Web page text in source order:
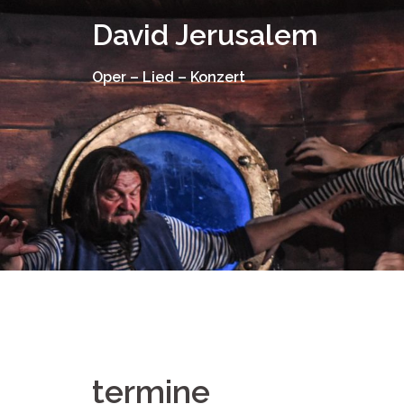
Springe
Inhalt
David Jerusalem
Oper – Lied – Konzert
termine